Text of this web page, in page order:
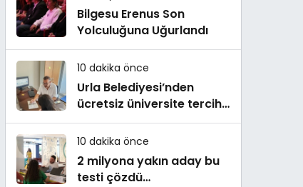
Bilgesu Erenus Son
Yolculuğuna Uğurlandı
10 dakika önce
Urla Belediyesi’nden
ücretsiz üniversite tercih
danışmanlığı
10 dakika önce
2 milyona yakın aday bu
testi çözdü…